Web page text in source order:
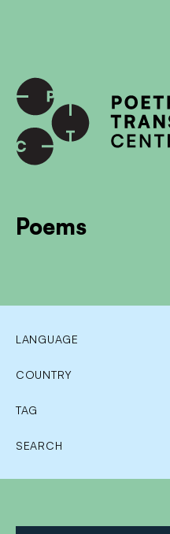
Poems
LANGUAGE
COUNTRY
TAG
SEARCH